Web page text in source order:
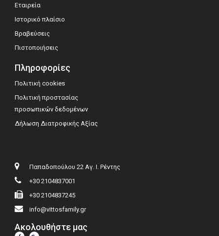
Εταιρεία
Ιστορικό πλαίσιο
Βραβεύσεις
Πιστοποιήσεις
Πληροφορίες
Πολιτική cookies
Πολιτική προστασίας
προσωπικών δεδομένων
Δήλωση Διατροφικής Αξίας
Παπαδοπούλου 22 Αγ. Ι. Ρέντης
+30 2104837001
+30 2104837245
info@vittosfamily.gr
Ακολουθήστε μας